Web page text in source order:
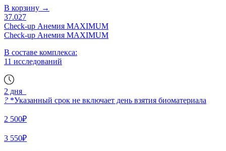
В корзину →
37.027
Check-up Анемия MAXIMUM
Check-up Анемия MAXIMUM
В составе комплекса:
11 исследований
2 дня
? *Указанный срок не включает день взятия биоматериала
2 500₽
3 550₽